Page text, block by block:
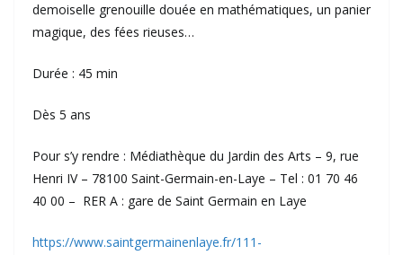
demoiselle grenouille douée en mathématiques, un panier
magique, des fées rieuses…
Durée : 45 min
Dès 5 ans
Pour s’y rendre : Médiathèque du Jardin des Arts – 9, rue
Henri IV – 78100 Saint-Germain-en-Laye – Tel : 01 70 46
40 00 – RER A : gare de Saint Germain en Laye
https://www.saintgermainenlaye.fr/111-